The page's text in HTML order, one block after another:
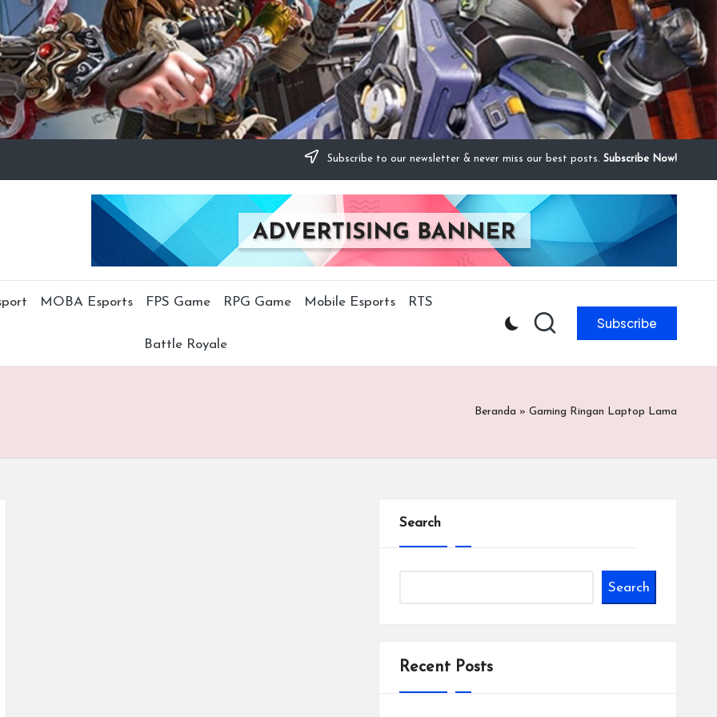
Subscribe to our newsletter & never miss our best posts. Subscribe Now!
MOBA Esports FPS Game RPG Game Mobile Esports RTS
Battle Royale
Subscribe
Beranda » Gaming Ringan Laptop Lama
Search
Search
Recent Posts